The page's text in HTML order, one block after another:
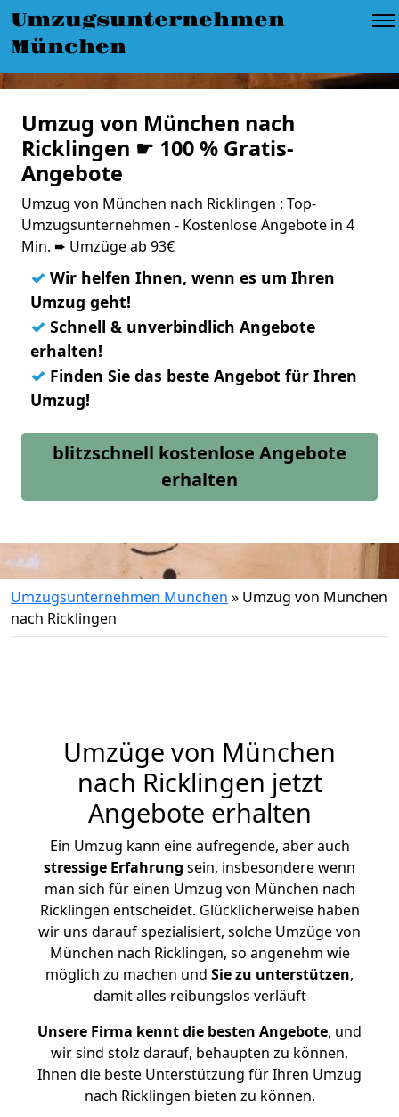
Umzugsunternehmen
München
Umzug von München nach
Ricklingen ☛ 100 % Gratis-
Angebote
Umzug von München nach Ricklingen : Top-
Umzugsunternehmen - Kostenlose Angebote in 4
Min. ➨ Umzüge ab 93€
✓ Wir helfen Ihnen, wenn es um Ihren
Umzug geht!
✓ Schnell & unverbindlich Angebote
erhalten!
✓ Finden Sie das beste Angebot für Ihren
Umzug!
blitzschnell kostenlose Angebote
erhalten
Umzugsunternehmen München » Umzug von München
nach Ricklingen
Umzüge von München
nach Ricklingen jetzt
Angebote erhalten
Ein Umzug kann eine aufregende, aber auch
stressige Erfahrung sein, insbesondere wenn
man sich für einen Umzug von München nach
Ricklingen entscheidet. Glücklicherweise haben
wir uns darauf spezialisiert, solche Umzüge von
München nach Ricklingen, so angenehm wie
möglich zu machen und Sie zu unterstützen,
damit alles reibungslos verläuft
Unsere Firma kennt die besten Angebote, und
wir sind stolz darauf, behaupten zu können,
Ihnen die beste Unterstützung für Ihren Umzug
nach Ricklingen bieten zu können.